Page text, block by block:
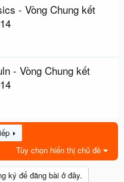
- Vòng Chung kết
- Vòng Chung kết
Tùy chọn hiển thị chủ đề
ký để đăng bài ở đây.